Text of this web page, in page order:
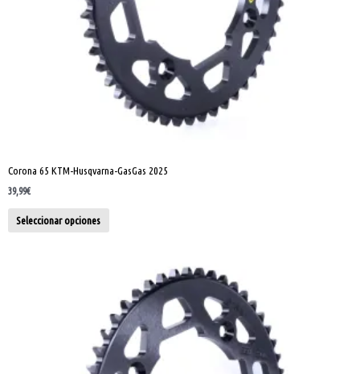
Corona 65 KTM-Husqvarna-GasGas 2025
39,99€
Seleccionar opciones
la
página
de
producto
múltiples
variantes.
Las
opciones
se